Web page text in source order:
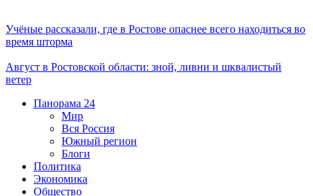
Учёные рассказали, где в Ростове опаснее всего находиться во
время шторма
Август в Ростовской области: зной, ливни и шквалистый
ветер
Панорама 24
Мир
Вся Россия
Южный регион
Блоги
Политика
Экономика
Общество